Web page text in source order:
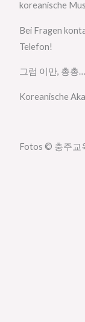
koreanische
Bei Fragen
Telefon!
그럼 이만, 총총…
Koreanische
Fotos © 충주교